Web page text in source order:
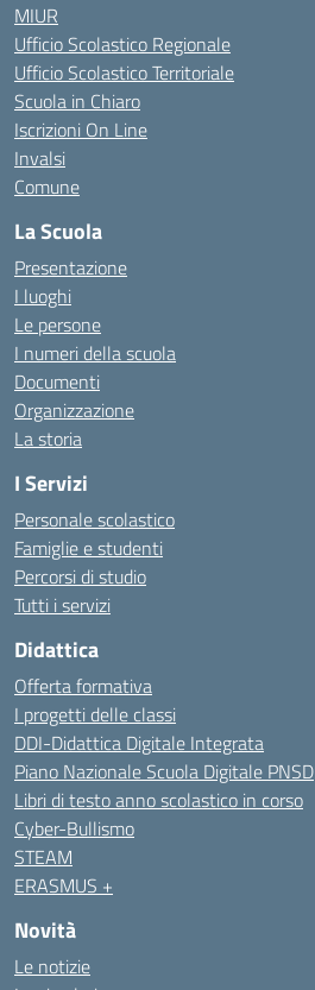
MIUR
Ufficio Scolastico Regionale
Ufficio Scolastico Territoriale
Scuola in Chiaro
Iscrizioni On Line
Invalsi
Comune
La Scuola
Presentazione
I luoghi
Le persone
I numeri della scuola
Documenti
Organizzazione
La storia
I Servizi
Personale scolastico
Famiglie e studenti
Percorsi di studio
Tutti i servizi
Didattica
Offerta formativa
I progetti delle classi
DDI-Didattica Digitale Integrata
Piano Nazionale Scuola Digitale PNSD
Libri di testo anno scolastico in corso
Cyber-Bullismo
STEAM
ERASMUS +
Novità
Le notizie